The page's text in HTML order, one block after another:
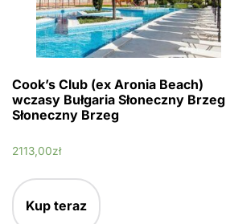
Cook’s Club (ex Aronia Beach)
wczasy Bułgaria Słoneczny Brzeg
Słoneczny Brzeg
2113,00zł
Kup teraz